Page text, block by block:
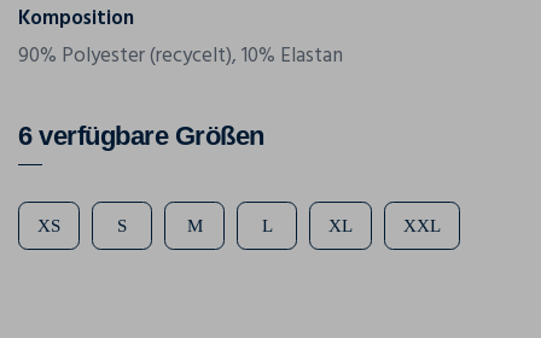
Komposition
90% Polyester (recycelt), 10% Elastan
6 verfügbare Größen
XS S M L XL XXL